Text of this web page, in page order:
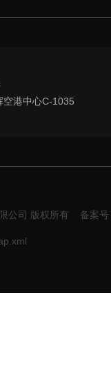
空港中心C-1035
公司 版权所有 备案